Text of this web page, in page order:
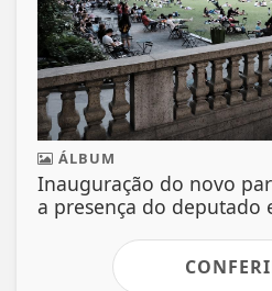
ÁLBUM
Inauguração do novo
a presença do deputado